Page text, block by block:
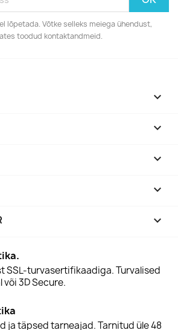
lõpetada. Võtke selleks meiega ühendust,
toodud kontaktandmeid.



keyboard_arrow_down

SSL-turvasertifikaadiga. Turvalised
3D Secure.
ja täpsed tarneajad. Tarnitud üle 48